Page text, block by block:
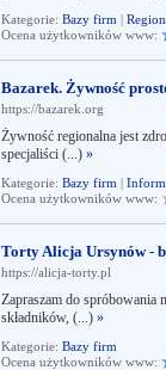
Kategorie: Bazy firm |
Ocena użytkowników www:
Bazarek. Żywność
https://bazarek.org
Żywność regionalna jest
specjaliści (...) »
Kategorie: Bazy firm |
Ocena użytkowników www:
Torty Alicja Ursynów -
https://alicja-torty.pl
Zapraszam do spróbowania
składników, (...) »
Kategorie: Bazy firm
Ocena użytkowników www: